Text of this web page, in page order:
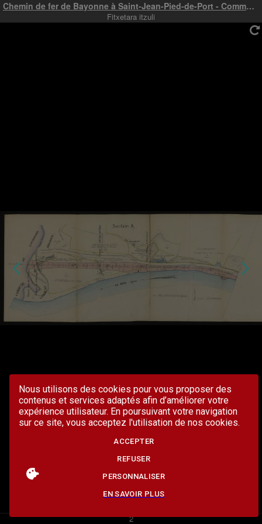
Nous utilisons des cookies pour vous proposer des
contenus et services adaptés afin d’améliorer votre
expérience utilisateur. En poursuivant votre navigation
sur ce site, vous acceptez l'utilisation de nos cookies.
ACCEPTER
REFUSER
PERSONNALISER
EN SAVOIR PLUS